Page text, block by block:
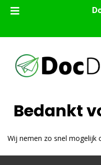
Bedankt
Wij nemen zo snel mogelijk